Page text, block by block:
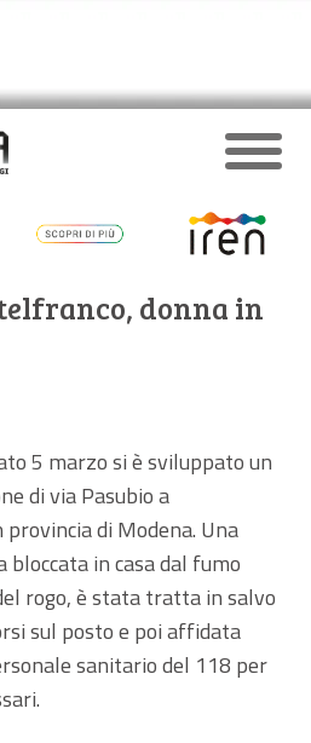
donna in
5 marzo si è sviluppato un
di via Pasubio a
di Modena. Una
bloccata in casa dal fumo
rogo, è stata tratta in salvo
sul posto e poi affidata
sanitario del 118 per